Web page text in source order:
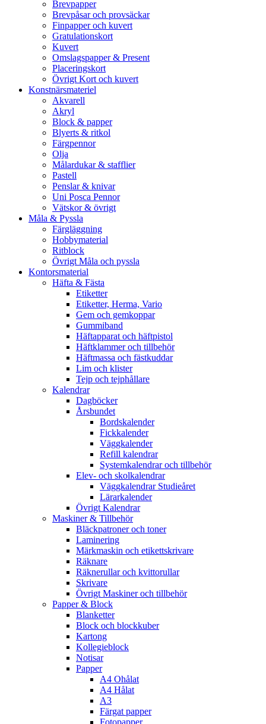
Brevpapper
Brevpåsar och provsäckar
Finpapper och kuvert
Gratulationskort
Kuvert
Omslagspapper & Present
Placeringskort
Övrigt Kort och kuvert
Konstnärsmateriel
Akvarell
Akryl
Block & papper
Blyerts & ritkol
Färgpennor
Olja
Målardukar & stafflier
Pastell
Penslar & knivar
Uni Posca Pennor
Vätskor & övrigt
Måla & Pyssla
Färgläggning
Hobbymaterial
Ritblock
Övrigt Måla och pyssla
Kontorsmaterial
Häfta & Fästa
Etiketter
Etiketter, Herma, Vario
Gem och gemkoppar
Gummiband
Häftapparat och häftpistol
Häftklammer och tillbehör
Häftmassa och fästkuddar
Lim och klister
Tejp och tejphållare
Kalendrar
Dagböcker
Årsbundet
Bordskalender
Fickkalender
Väggkalender
Refill kalendrar
Systemkalendrar och tillbehör
Elev- och skolkalendrar
Väggkalendrar Studieåret
Lärarkalender
Övrigt Kalendrar
Maskiner & Tillbehör
Bläckpatroner och toner
Laminering
Märkmaskin och etikettskrivare
Räknare
Räknerullar och kvittorullar
Skrivare
Övrigt Maskiner och tillbehör
Papper & Block
Blanketter
Block och blockkuber
Kartong
Kollegieblock
Notisar
Papper
A4 Ohålat
A4 Hålat
A3
Färgat papper
Fotopapper